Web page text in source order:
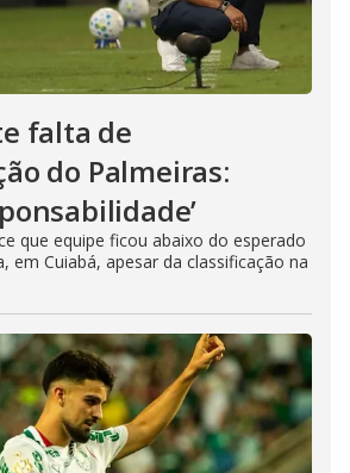
falta de
do Palmeiras:
que equipe ficou abaixo do esperado
em Cuiabá, apesar da classificação na